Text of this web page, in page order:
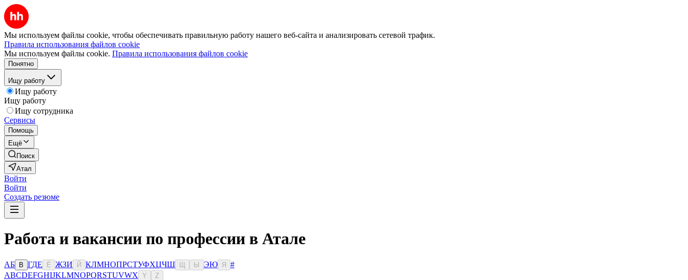
Мы используем файлы cookie, чтобы обеспечивать правильную работу нашего веб-сайта и анализировать сетевой трафик.
Правила использования файлов cookie
Мы используем файлы cookie. Правила использования файлов cookie
Понятно
Ищу работу
Ищу работу
Ищу работу
Ищу сотрудника
Сервисы
Помощь
Ещё
Поиск
Атал
Войти
Войти
Создать резюме
Работа и вакансии по профессии в Атале
АБ В ГДЕ Ё ЖЗИ Й КЛМНОПРСТУФХЦЧШ Ы ЭЮ Я
#
ABCDEFGHIJKLMNOPQRSTUVWX Y Z